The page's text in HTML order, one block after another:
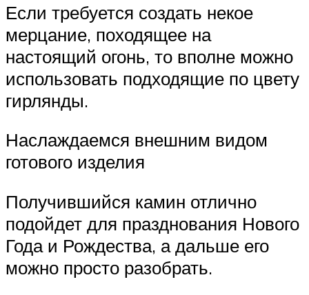
Если требуется создать некое
мерцание, походящее на
настоящий огонь, то вполне можно
использовать подходящие по цвету
гирлянды.
Наслаждаемся внешним видом
готового изделия
Получившийся камин отлично
подойдет для празднования Нового
Года и Рождества, а дальше его
можно просто разобрать.